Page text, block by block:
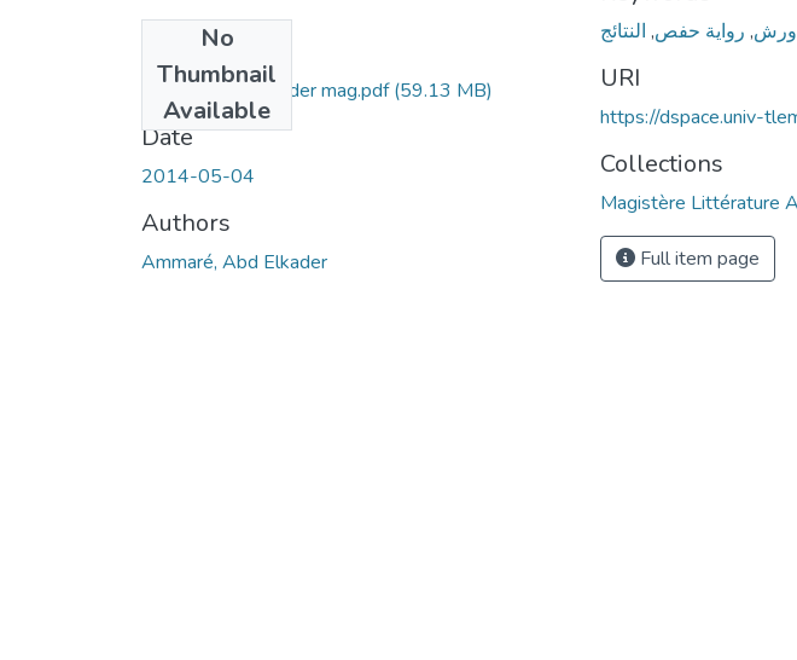
No
Thumbnail
Available
ammaré-abd elkader mag.pdf(59.13 MB)
Date
2014-05-04
Authors
Ammaré, Abd Elkader
ورش, رواية حفص, النتائج
URI
https://dspace.univ-
Collections
Magistère Littérature
Full item page